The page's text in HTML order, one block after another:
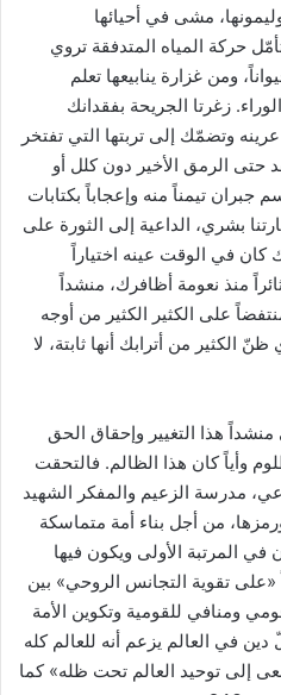
مشى في أحيائها
حركة المياه المتدفقة تروي
ومن غزارة ينابيعها تعلم
زغرتا الجريحة بفقدانك
وتضمّك إلى تربتها التي تفتخر
حتى الرمق الأخير دون كلل أو
تيمناً منه وإعجاباً بكتابات
بشري، الداعية إلى الثورة على
كان في الوقت عينه اختياراً
منذ نعومة أظافرك، منشداً
على الكثير الكثير من أوجه
الكثير من أترابك أنها ثابتة، لا
هذا التغيير وإحقاق الحق
وأياً كان هذا الظالم. فالتحقت
مدرسة الزعيم والمفكر الشهيد
من أجل بناء أمة متماسكة
المرتبة الأولى ويكون فيها
«على تقوية التجانس الروحي» بين
ومنافي للقومية وتكوين الأمة
في العالم يزعم أنه للعالم كله
إلى توحيد العالم تحت ظله» كما